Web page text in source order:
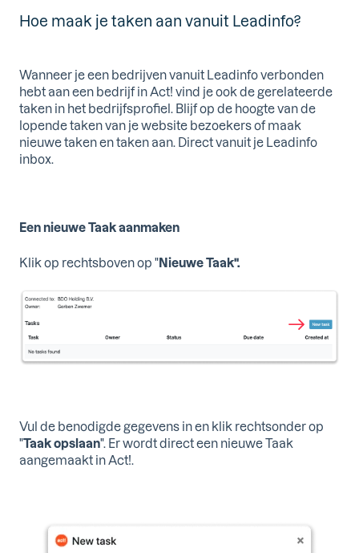
Hoe maak je taken aan vanuit Leadinfo?
Wanneer je een bedrijven vanuit Leadinfo verbonden
hebt aan een bedrijf in Act! vind je ook de gerelateerde
taken in het bedrijfsprofiel. Blijf op de hoogte van de
lopende taken van je website bezoekers of maak
nieuwe taken en taken aan. Direct vanuit je Leadinfo
inbox.
Een nieuwe Taak aanmaken
Klik op rechtsboven op "Nieuwe Taak".
Vul de benodigde gegevens in en klik rechtsonder op
"Taak opslaan". Er wordt direct een nieuwe Taak
aangemaakt in Act!.